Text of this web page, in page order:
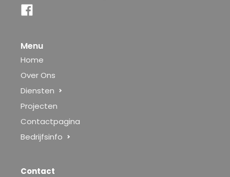
Menu
Home
Over Ons
Diensten
Projecten
Contactpagina
Bedrijfsinfo
Contact